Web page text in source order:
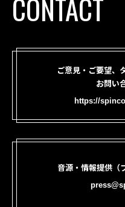
CONTACT
ご意見・ご要望、
お問い
https://
音源・情報提供（